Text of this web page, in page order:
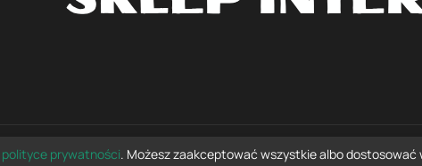
© 2026 fordczesci.com — wszelkie prawa zastrzeżone
polityce prywatności. Możesz zaakceptować wszystkie albo dostosować